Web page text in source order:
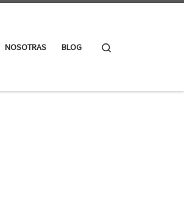
NOSOTRAS BLOG